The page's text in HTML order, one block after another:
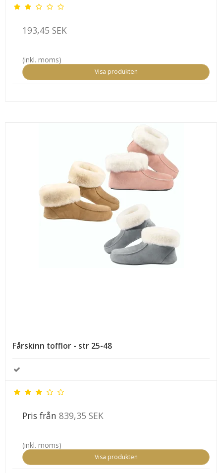
193,45 SEK
(inkl. moms)
Visa produkten
Fårskinn tofflor - str 25-48
Pris från 839,35 SEK
(inkl. moms)
Visa produkten